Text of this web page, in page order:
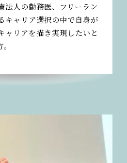
法人の勤務医、フリーラン
キャリア選択の中で自身が
ャリアを描き実現したいと